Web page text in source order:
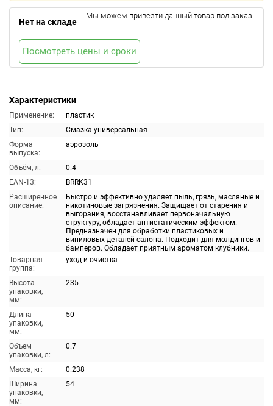
Характеристики
Применение:
пластик
Тип:
Смазка универсальная
Форма
выпуска:
аэрозоль
Объём, л:
0.4
EAN-13:
BRRK31
Расширенное
описание:
Быстро и эффективно удаляет пыль, грязь, масляные и
никотиновые загрязнения. Защищает от старения и
выгорания, восстанавливает первоначальную
структуру, обладает антистатическим эффектом.
Предназначен для обработки пластиковых и
виниловых деталей салона. Подходит для молдингов и
бамперов. Обладает приятным ароматом клубники.
Товарная
группа:
уход и очистка
Высота
упаковки,
мм:
235
Длина
упаковки,
мм:
50
Объем
упаковки, л:
0.7
Масса, кг:
0.238
Ширина
упаковки,
мм:
54
Нет на складе
Мы можем привезти данный товар под заказ.
Посмотреть цены и сроки